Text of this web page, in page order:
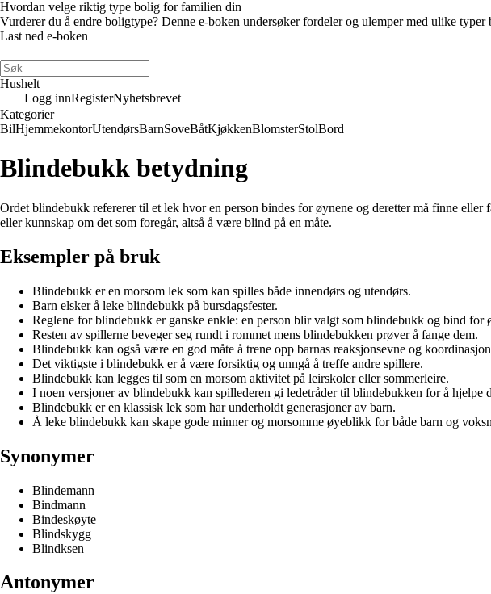
Hvordan velge riktig type bolig for familien din
Vurderer du å endre boligtype? Denne e-boken undersøker fordeler og ulemper med ulike
Last ned e-boken
Hushelt
Logg innRegisterNyhetsbrevet
Kategorier
BilHjemmekontorUtendørsBarnSoveBåtKjøkkenBlomsterStolBord
Blindebukk betydning
Ordet blindebukk refererer til et lek hvor en person bindes for øynene og deretter må finne
eller kunnskap om det som foregår, altså å være blind på en måte.
Eksempler på bruk
Blindebukk er en morsom lek som kan spilles både innendørs og utendørs.
Barn elsker å leke blindebukk på bursdagsfester.
Reglene for blindebukk er ganske enkle: en person blir valgt som blindebukk og bind for
Resten av spillerne beveger seg rundt i rommet mens blindebukken prøver å fange dem.
Blindebukk kan også være en god måte å trene opp barnas reaksjonsevne og
Det viktigste i blindebukk er å være forsiktig og unngå å treffe andre spillere.
Blindebukk kan legges til som en morsom aktivitet på leirskoler eller sommerleire.
I noen versjoner av blindebukk kan spillederen gi ledetråder til blindebukken for å hjelpe
Blindebukk er en klassisk lek som har underholdt generasjoner av barn.
Å leke blindebukk kan skape gode minner og morsomme øyeblikk for både barn og
Synonymer
Blindemann
Bindmann
Bindeskøyte
Blindskygg
Blindksen
Antonymer